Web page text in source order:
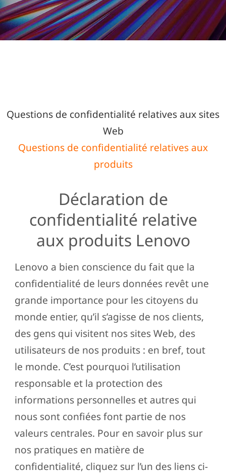
f
i
d
Questions de confidentialité relatives aux sites
Web
Questions de confidentialité relatives aux
produits
Déclaration de
confidentialité relative
aux produits Lenovo
Lenovo a bien conscience du fait que la
confidentialité de leurs données revêt une
grande importance pour les citoyens du
monde entier, qu’il s’agisse de nos clients,
des gens qui visitent nos sites Web, des
utilisateurs de nos produits : en bref, tout
le monde. C’est pourquoi l’utilisation
responsable et la protection des
informations personnelles et autres qui
nous sont confiées font partie de nos
valeurs centrales. Pour en savoir plus sur
nos pratiques en matière de
confidentialité, cliquez sur l’un des liens ci-